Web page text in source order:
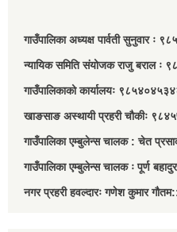
गाउँपालिका अध्यक्ष पार्वती सुनुवार ः
न्यायिक समिति संयोजक राजु बराल ः
गाउँपालिकाको कार्यालयः
खाङसाङ अस्थायी प्रहरी चौकीः
गाउँपालिका एम्बुलेन्स चालक : चेत
गाउँपालिका एम्बुलेन्स चालक ः पूर्ण
नगर प्रहरी हवल्दारः गणेश कुमार